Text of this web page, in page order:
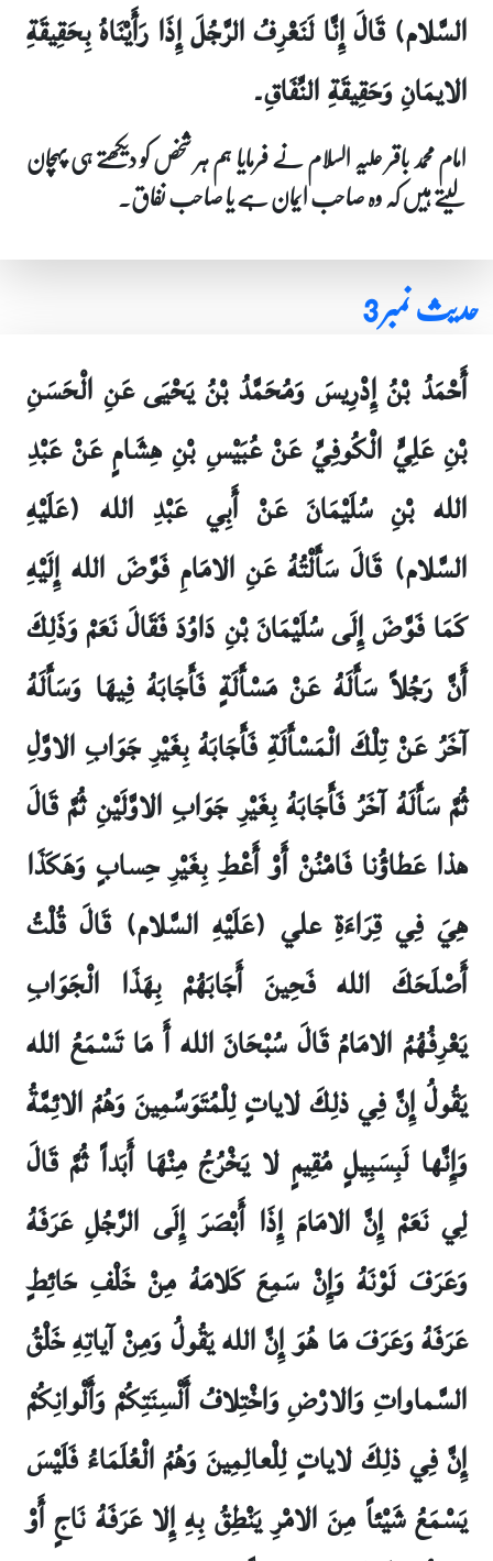
السَّلام) قَالَ إِنَّا لَنَعْرِفُ الرَّجُلَ إِذَا رَأَيْنَاهُ بِحَقِيقَةِ
الايمَانِ وَحَقِيقَةِ النِّفَاقِ۔
امام محمد باقر علیہ السلام نے فرمایا ہم ہر شخص کو دیکھتے ہی پہچان
لیتے ہیں کہ وہ صاحب ایمان ہے یا صاحب نفاق۔
حدیث نمبر 3
أَحْمَدُ بْنُ إِدْرِيسَ وَمُحَمَّدُ بْنُ يَحْيَى عَنِ الْحَسَنِ
بْنِ عَلِيٍّ الْكُوفِيِّ عَنْ عُبَيْسِ بْنِ هِشَامٍ عَنْ عَبْدِ
الله بْنِ سُلَيْمَانَ عَنْ أَبِي عَبْدِ الله (عَلَيْهِ
السَّلام) قَالَ سَأَلْتُهُ عَنِ الامَامِ فَوَّضَ الله إِلَيْهِ
كَمَا فَوَّضَ إِلَى سُلَيْمَانَ بْنِ دَاوُدَ فَقَالَ نَعَمْ وَذَلِكَ
أَنَّ رَجُلاً سَأَلَهُ عَنْ مَسْأَلَةٍ فَأَجَابَهُ فِيهَا وَسَأَلَهُ
آخَرُ عَنْ تِلْكَ الْمَسْأَلَةِ فَأَجَابَهُ بِغَيْرِ جَوَابِ الاوَّلِ
ثُمَّ سَأَلَهُ آخَرُ فَأَجَابَهُ بِغَيْرِ جَوَابِ الاوَّلَيْنِ ثُمَّ قَالَ
هذا عَطاؤُنا فَامْنُنْ أَوْ أَعْطِ بِغَيْرِ حِسابٍ وَهَكَذَا
هِيَ فِي قِرَاءَةِ علي (عَلَيْهِ السَّلام) قَالَ قُلْتُ
أَصْلَحَكَ الله فَحِينَ أَجَابَهُمْ بِهَذَا الْجَوَابِ
يَعْرِفُهُمُ الامَامُ قَالَ سُبْحَانَ الله أَ مَا تَسْمَعُ الله
يَقُولُ إِنَّ فِي ذلِكَ لاياتٍ لِلْمُتَوَسِّمِينَ وَهُمُ الائِمَّةُ
وَإِنَّها لَبِسَبِيلٍ مُقِيمٍ لا يَخْرُجُ مِنْهَا أَبَداً ثُمَّ قَالَ
لِي نَعَمْ إِنَّ الامَامَ إِذَا أَبْصَرَ إِلَى الرَّجُلِ عَرَفَهُ
وَعَرَفَ لَوْنَهُ وَإِنْ سَمِعَ كَلامَهُ مِنْ خَلْفِ حَائِطٍ
عَرَفَهُ وَعَرَفَ مَا هُوَ إِنَّ الله يَقُولُ وَمِنْ آياتِهِ خَلْقُ
السَّماواتِ وَالارْضِ وَاخْتِلافُ أَلْسِنَتِكُمْ وَأَلْوانِكُمْ
إِنَّ فِي ذلِكَ لاياتٍ لِلْعالِمِينَ وَهُمُ الْعُلَمَاءُ فَلَيْسَ
يَسْمَعُ شَيْئاً مِنَ الامْرِ يَنْطِقُ بِهِ إِلا عَرَفَهُ نَاجٍ أَوْ